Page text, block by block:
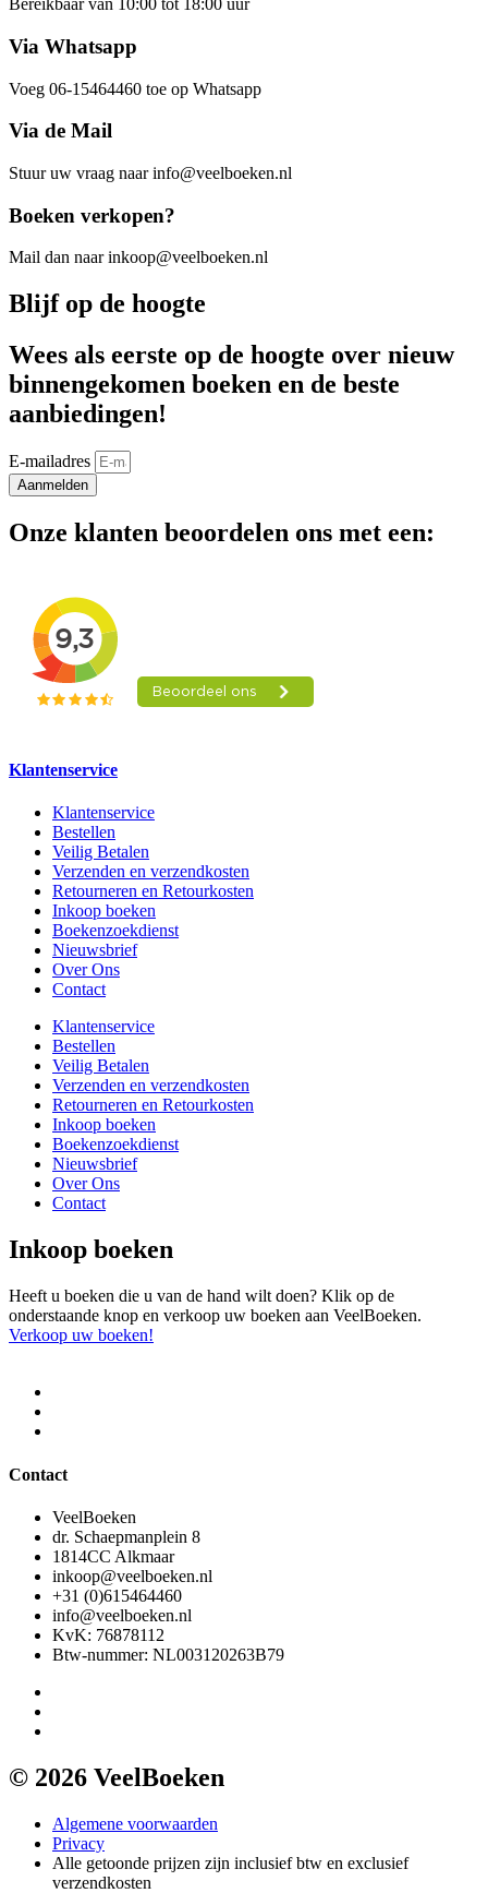
Bereikbaar van 10:00 tot 18:00 uur
Via Whatsapp
Voeg 06-15464460 toe op Whatsapp
Via de Mail
Stuur uw vraag naar info@veelboeken.nl
Boeken verkopen?
Mail dan naar inkoop@veelboeken.nl
Blijf op de hoogte
Wees als eerste op de hoogte over nieuw
binnengekomen boeken en de beste
aanbiedingen!
E-mailadres
Aanmelden
Onze klanten beoordelen ons met een:
Klantenservice
Klantenservice
Bestellen
Veilig Betalen
Verzenden en verzendkosten
Retourneren en Retourkosten
Inkoop boeken
Boekenzoekdienst
Nieuwsbrief
Over Ons
Contact
Klantenservice
Bestellen
Veilig Betalen
Verzenden en verzendkosten
Retourneren en Retourkosten
Inkoop boeken
Boekenzoekdienst
Nieuwsbrief
Over Ons
Contact
Inkoop boeken
Heeft u boeken die u van de hand wilt doen? Klik op de
onderstaande knop en verkoop uw boeken aan VeelBoeken.
Verkoop uw boeken!
Contact
VeelBoeken
dr. Schaepmanplein 8
1814CC Alkmaar
inkoop@veelboeken.nl
+31 (0)615464460
info@veelboeken.nl
KvK: 76878112
Btw-nummer: NL003120263B79
© 2026 VeelBoeken
Algemene voorwaarden
Privacy
Alle getoonde prijzen zijn inclusief btw en exclusief
verzendkosten